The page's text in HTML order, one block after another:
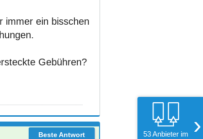
53 Anbieter im
›
immer ein bisschen
Gebühren?